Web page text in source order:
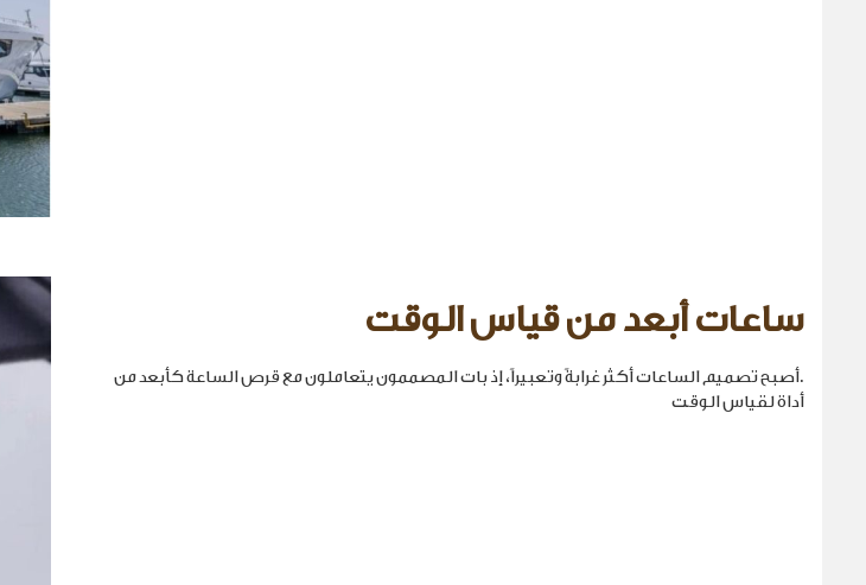
ساعات أبعد من قياس الوقت
.أصبح تصميم الساعات أكثر غرابةً وتعبيراً، إذ بات المصممون يتعاملون مع قرص الساعة كأبعد من
أداة لقياس الوقت